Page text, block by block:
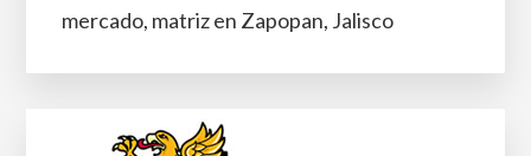
mercado, matriz en Zapopan, Jalisco